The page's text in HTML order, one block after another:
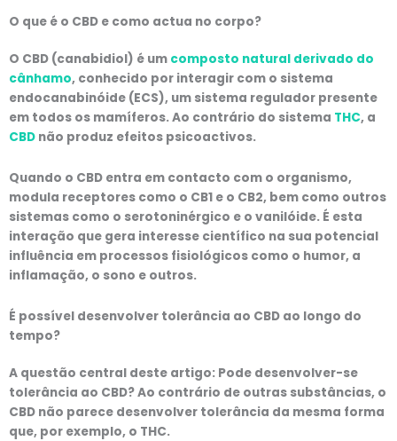
O que é o CBD e como actua no corpo?
O CBD (canabidiol) é um composto natural derivado do
cânhamo, conhecido por interagir com o sistema
endocanabinóide (ECS), um sistema regulador presente
em todos os mamíferos. Ao contrário do sistema THC, a
CBD não produz efeitos psicoactivos.
Quando o CBD entra em contacto com o organismo,
modula receptores como o CB1 e o CB2, bem como outros
sistemas como o serotoninérgico e o vanilóide. É esta
interação que gera interesse científico na sua potencial
influência em processos fisiológicos como o humor, a
inflamação, o sono e outros.
É possível desenvolver tolerância ao CBD ao longo do
tempo?
A questão central deste artigo: Pode desenvolver-se
tolerância ao CBD? Ao contrário de outras substâncias, o
CBD não parece desenvolver tolerância da mesma forma
que, por exemplo, o THC.